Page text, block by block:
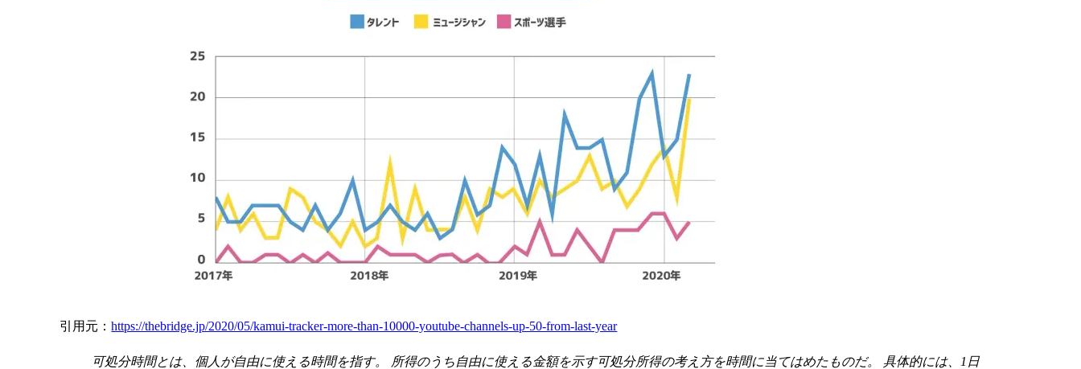
引用元：https://thebridge.jp/2020/05/kamui-tracker-more-than-10000-youtube-channels-up-50-from-last-year
可処分時間とは、個人が自由に使える時間を指す。 所得のうち自由に使える金額を示す可処分所得の考え方を時間に当てはめたものだ。 具体的には、1日